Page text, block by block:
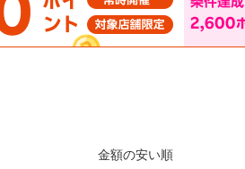
金額の安い順